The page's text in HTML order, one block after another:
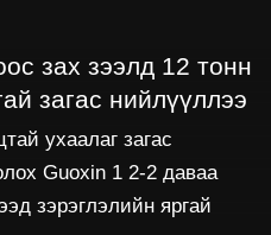
зах зээлд 12 тонн
загас нийлүүллээ
ухаалаг загас
Guoxin 1 2-2 даваа
зэрэглэлийн яргай